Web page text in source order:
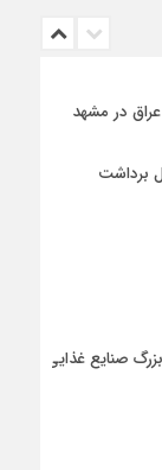
عراق در مشهد
برداشت
صنایع غذایی